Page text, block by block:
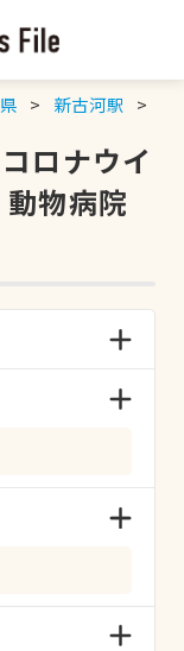
新古河駅
ロナウイ
物病院